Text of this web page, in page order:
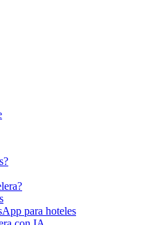
para hoteles